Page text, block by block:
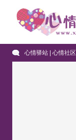
心情驿站 | 心情社区